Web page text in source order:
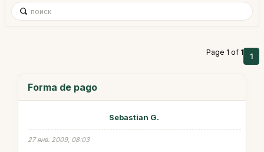
Page 1 of 1 1
Forma de pago
Sebastian G.
27 янв. 2009, 08:03